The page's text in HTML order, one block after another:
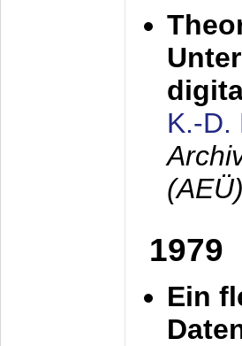
K.-D.
1979
Ein